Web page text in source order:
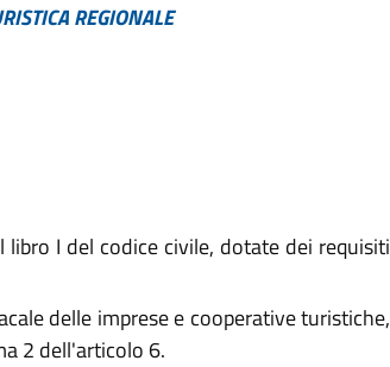
REGIONALE
I del codice civile, dotate dei requisiti
delle imprese e cooperative turistiche,
2 dell'articolo 6.